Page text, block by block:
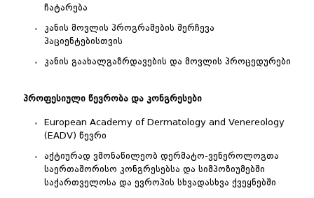
ჩატარება
კანის მოვლის პროგრამების შერჩევა
პაციენტებისთვის
კანის გაახალგაზრდავების და მოვლის პროცედურები
პროფესიული წევრობა და კონგრესები
European Academy of Dermatology and Venereology
(EADV) წევრი
აქტიურად ვმონაწილეობ დერმატო-ვენეროლოგთა
საერთაშორისო კონგრესებსა და სიმპოზიუმებში
საქართველოსა და ევროპის სხვადასხვა ქვეყნებში